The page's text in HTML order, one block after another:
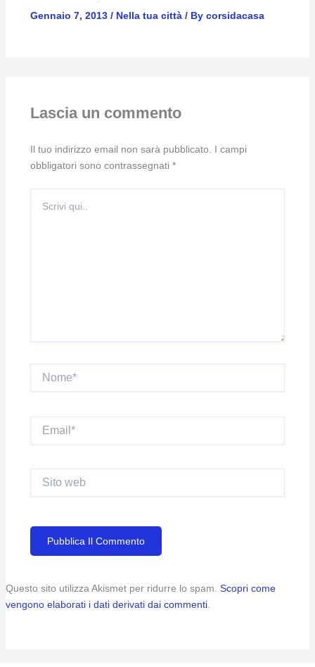
Gennaio 7, 2013 / Nella tua città/ By corsidacasa
Lascia un commento
Il tuo indirizzo email non sarà pubblicato.
I campi
obbligatori sono contrassegnati *
qui..
web
Questo sito utilizza Akismet per ridurre lo spam. Scopri come
vengono elaborati i dati derivati dai commenti.